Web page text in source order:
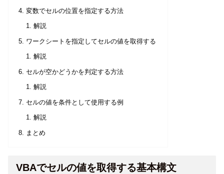
変数でセルの位置を指定する方法
解説
ワークシートを指定してセルの値を取得する
解説
セルが空かどうかを判定する方法
解説
セルの値を条件として使用する例
解説
まとめ
VBAでセルの値を取得する基本構文